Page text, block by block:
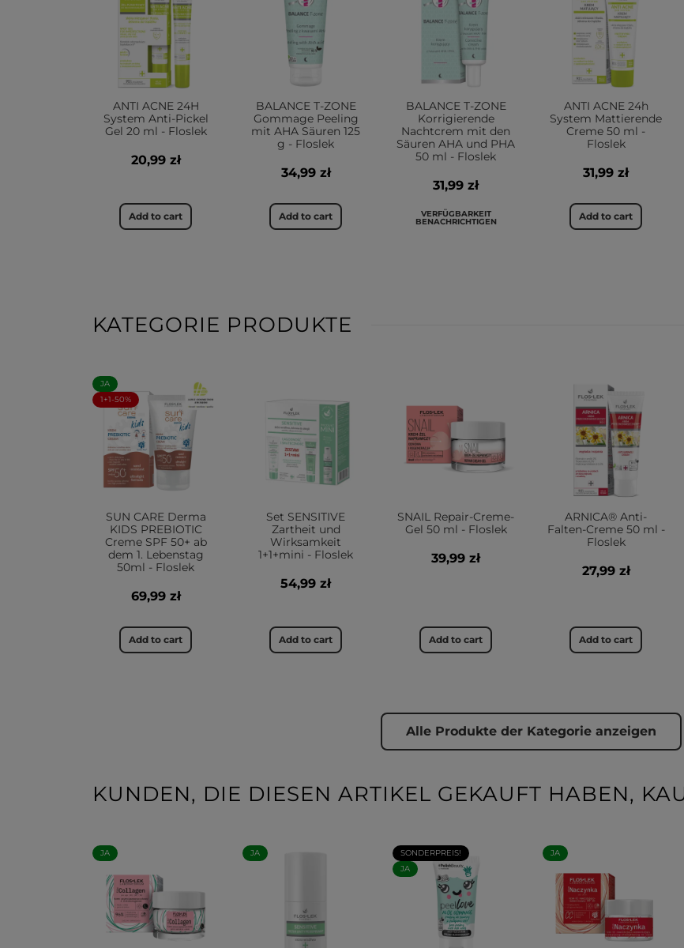
ANTI ACNE 24H
System Anti-Pickel
Gel 20 ml - Floslek
20,99 zł
Add to cart
BALANCE T-ZONE
Gommage Peeling
mit AHA Säuren 125
g - Floslek
34,99 zł
Add to cart
BALANCE T-ZONE
Korrigierende
Nachtcrem mit den
Säuren AHA und PHA
50 ml - Floslek
31,99 zł
VERFÜGBARKEIT
BENACHRICHTIGEN
ANTI ACNE 24h
System Mattierende
Creme 50 ml -
Floslek
31,99 zł
Add to cart
KATEGORIE PRODUKTE
JA
1+1-50%
SUN CARE Derma
KIDS PREBIOTIC
Creme SPF 50+ ab
dem 1. Lebenstag
50ml - Floslek
69,99 zł
Add to cart
Set SENSITIVE
Zartheit und
Wirksamkeit
1+1+mini - Floslek
54,99 zł
Add to cart
SNAIL Repair-Creme-
Gel 50 ml - Floslek
39,99 zł
Add to cart
ARNICA® Anti-
Falten-Creme 50 ml -
Floslek
27,99 zł
Add to cart
Alle Produkte der Kategorie anzeigen
KUNDEN, DIE DIESEN ARTIKEL GEKAUFT HABEN,
JA JA
SONDERPREIS!
JA
JA